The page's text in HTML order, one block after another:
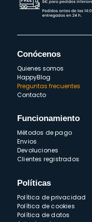
Conócenos
Quienes somos
HappyBlog
Preguntas frecuentes
Contacto
Funcionamiento
Métodos de pago
Envios
Devoluciones
Clientes registrados
Políticas
Política de privacidad
Política de cookies
Política de datos